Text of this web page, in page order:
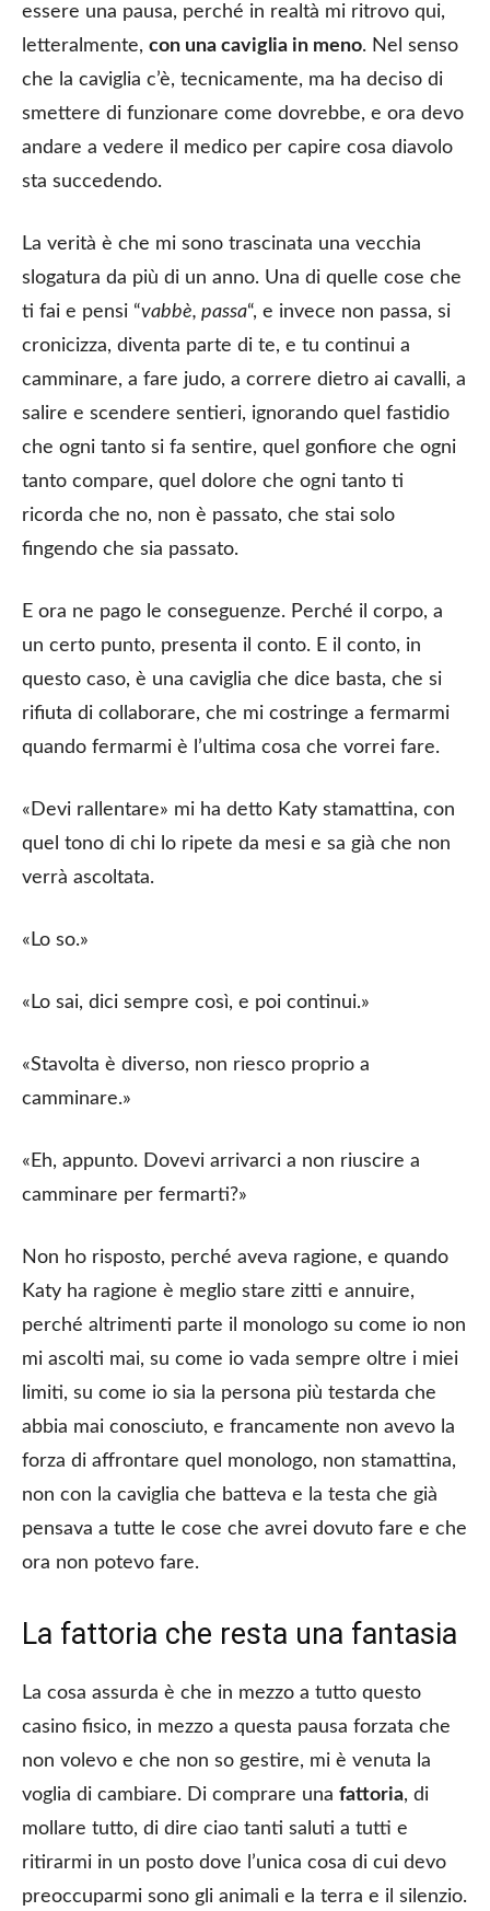
essere una pausa, perché in realtà mi ritrovo qui,
letteralmente, con una caviglia in meno. Nel senso
che la caviglia c’è, tecnicamente, ma ha deciso di
smettere di funzionare come dovrebbe, e ora devo
andare a vedere il medico per capire cosa diavolo
sta succedendo.
La verità è che mi sono trascinata una vecchia
slogatura da più di un anno. Una di quelle cose che
ti fai e pensi “vabbè, passa“, e invece non passa, si
cronicizza, diventa parte di te, e tu continui a
camminare, a fare judo, a correre dietro ai cavalli, a
salire e scendere sentieri, ignorando quel fastidio
che ogni tanto si fa sentire, quel gonfiore che ogni
tanto compare, quel dolore che ogni tanto ti
ricorda che no, non è passato, che stai solo
fingendo che sia passato.
E ora ne pago le conseguenze. Perché il corpo, a
un certo punto, presenta il conto. E il conto, in
questo caso, è una caviglia che dice basta, che si
rifiuta di collaborare, che mi costringe a fermarmi
quando fermarmi è l’ultima cosa che vorrei fare.
«Devi rallentare» mi ha detto Katy stamattina, con
quel tono di chi lo ripete da mesi e sa già che non
verrà ascoltata.
«Lo so.»
«Lo sai, dici sempre così, e poi continui.»
«Stavolta è diverso, non riesco proprio a
camminare.»
«Eh, appunto. Dovevi arrivarci a non riuscire a
camminare per fermarti?»
Non ho risposto, perché aveva ragione, e quando
Katy ha ragione è meglio stare zitti e annuire,
perché altrimenti parte il monologo su come io non
mi ascolti mai, su come io vada sempre oltre i miei
limiti, su come io sia la persona più testarda che
abbia mai conosciuto, e francamente non avevo la
forza di affrontare quel monologo, non stamattina,
non con la caviglia che batteva e la testa che già
pensava a tutte le cose che avrei dovuto fare e che
ora non potevo fare.
La fattoria che resta una fantasia
La cosa assurda è che in mezzo a tutto questo
casino fisico, in mezzo a questa pausa forzata che
non volevo e che non so gestire, mi è venuta la
voglia di cambiare. Di comprare una fattoria, di
mollare tutto, di dire ciao tanti saluti a tutti e
ritirarmi in un posto dove l’unica cosa di cui devo
preoccuparmi sono gli animali e la terra e il silenzio.